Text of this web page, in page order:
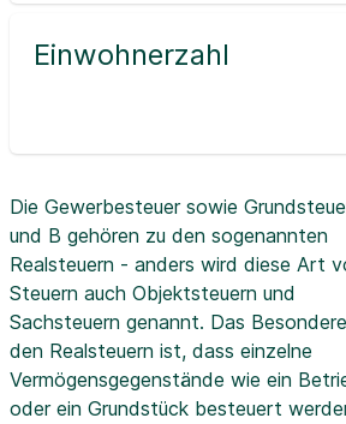
Einwohnerzahl
Die Gewerbesteuer sowie
und B gehören zu den sogenannten
Realsteuern - anders wird diese Art
Steuern auch Objektsteuern und
Sachsteuern genannt. Das
den Realsteuern ist, dass einzelne
Vermögensgegenstände wie ein
oder ein Grundstück besteuert